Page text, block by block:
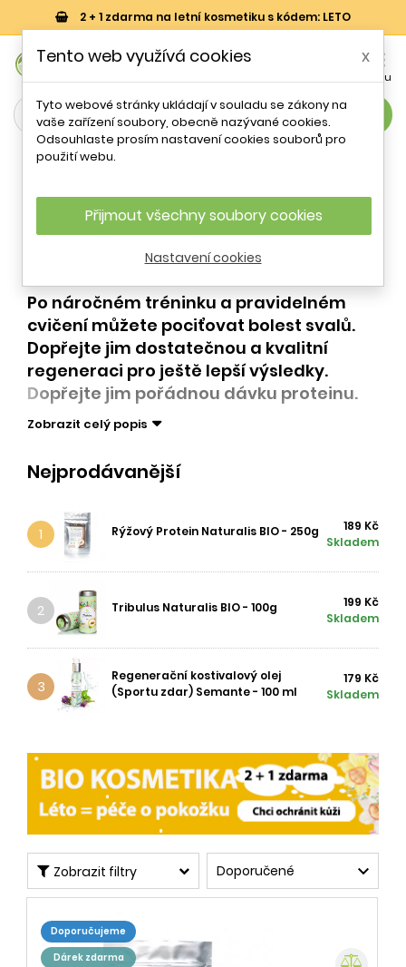
2 + 1 zdarma na letní kosmetiku s kódem: LETO

Menu
search
Klouby a svaly
Po náročném tréninku a pravidelném
cvičení můžete pociťovat bolest svalů.
Dopřejte jim dostatečnou a kvalitní
regeneraci pro ještě lepší výsledky.
Dopřejte jim pořádnou dávku proteinu.
Zobrazit celý popis
Nejprodávanější
1 Rýžový Protein Naturalis BIO - 250g
189 Kč
Skladem
2 Tribulus Naturalis BIO - 100g
199 Kč
Skladem
3
Regenerační kostivalový olej
(Sportu zdar) Semante - 100 ml
179 Kč
Skladem
Zobrazit filtry Doporučené 
doporučujeme
dárek zdarma
Tento web využívá cookies x
Tyto webové stránky ukládají v souladu se zákony na
vaše zařízení soubory, obecně nazývané cookies.
Odsouhlaste prosím nastavení cookies souborů pro
použití webu.
Přijmout všechny soubory cookies
Nastavení cookies